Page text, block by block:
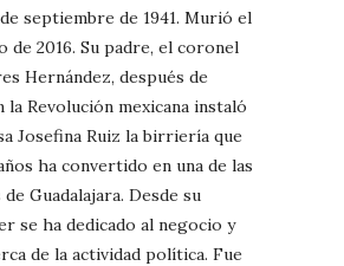
septiembre de 1941. Murió el
de 2016. Su padre, el coronel
Hernández, después de
Revolución mexicana instaló
Josefina Ruiz la birriería que
ha convertido en una de las
de Guadalajara. Desde su
se ha dedicado al negocio y
de la actividad política. Fue